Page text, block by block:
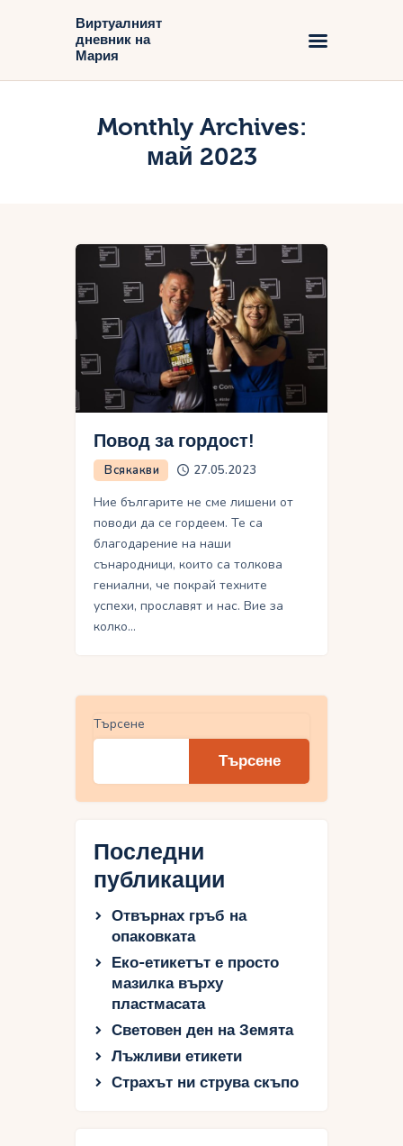
Виртуалният
дневник на
Мария
Monthly Archives:
май 2023
Виртуалният дневник на Мария
Блог
Повод за гордост!
Всякакви 27.05.2023
Ние българите не сме лишени от
поводи да се гордеем. Те са
благодарение на наши
сънародници, които са толкова
гениални, че покрай техните
успехи, прославят и нас. Вие за
колко…
Търсене
Търсене
Последни
публикации
Отвърнах гръб на
опаковката
Еко-етикетът е просто
мазилка върху
пластмасата
Световен ден на Земята
Лъжливи етикети
Страхът ни струва скъпо